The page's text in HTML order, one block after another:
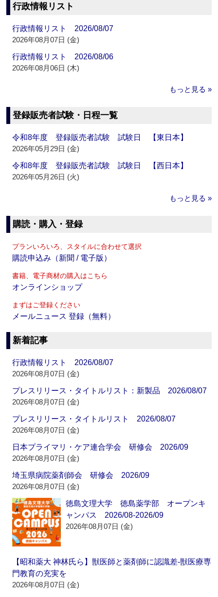
行政情報リスト
行政情報リスト 2026/08/07
2026年08月07日 (金)
行政情報リスト 2026/08/06
2026年08月06日 (木)
もっと見る »
登録販売者試験・日程一覧
令和8年度 登録販売者試験 試験日 【東日本】
2026年05月29日 (金)
令和8年度 登録販売者試験 試験日 【西日本】
2026年05月26日 (火)
もっと見る »
購読・購入・登録
プランいろいろ、スタイルに合わせて選択
購読申込み（新聞 / 電子版）
書籍、電子商材の購入はこちら
オンラインショップ
まずはご登録ください
メールニュース 登録（無料）
新着記事
行政情報リスト 2026/08/07
2026年08月07日 (金)
プレスリリース・タイトルリスト：新製品 2026/08/07
2026年08月07日 (金)
プレスリリース・タイトルリスト 2026/08/07
2026年08月07日 (金)
日本プライマリ・ケア連合学会 研修会 2026/09
2026年08月07日 (金)
埼玉県病院薬剤師会 研修会 2026/09
2026年08月07日 (金)
徳島文理大学 徳島薬学部 オープンキ
ャンパス 2026/08-2026/09
2026年08月07日 (金)
【昭和薬大 神林氏ら】獣医師と薬剤師に認識差‐獣医療専
門教育の充実を
2026年08月07日 (金)